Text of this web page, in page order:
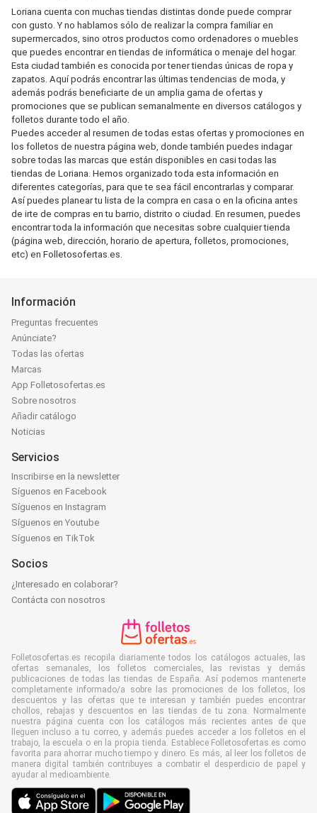
Loriana cuenta con muchas tiendas distintas donde puede comprar
con gusto. Y no hablamos sólo de realizar la compra familiar en
supermercados, sino otros productos como ordenadores o muebles
que puedes encontrar en tiendas de informática o menaje del hogar.
Esta ciudad también es conocida por tener tiendas únicas de ropa y
zapatos. Aquí podrás encontrar las últimas tendencias de moda, y
además podrás beneficiarte de un amplia gama de ofertas y
promociones que se publican semanalmente en diversos catálogos y
folletos durante todo el año.
Puedes acceder al resumen de todas estas ofertas y promociones en
los folletos de nuestra página web, donde también puedes indagar
sobre todas las marcas que están disponibles en casi todas las
tiendas de Loriana. Hemos organizado toda esta información en
diferentes categorías, para que te sea fácil encontrarlas y comparar.
Así puedes planear tu lista de la compra en casa o en la oficina antes
de irte de compras en tu barrio, distrito o ciudad. En resumen, puedes
encontrar toda la información que necesitas sobre cualquier tienda
(página web, dirección, horario de apertura, folletos, promociones,
etc) en Folletosofertas.es.
Información
Preguntas frecuentes
Anúnciate?
Todas las ofertas
Marcas
App Folletosofertas.es
Sobre nosotros
Añadir catálogo
Noticias
Servicios
Inscribirse en la newsletter
Síguenos en Facebook
Síguenos en Instagram
Síguenos en Youtube
Síguenos en TikTok
Socios
¿Interesado en colaborar?
Contácta con nosotros
Folletosofertas.es recopila diariamente todos los catálogos actuales, las
ofertas semanales, los folletos comerciales, las revistas y demás
publicaciones de todas las tiendas de España. Así podemos mantenerte
completamente informado/a sobre las promociones de los folletos, los
descuentos y las ofertas que te interesan y también puedes encontrar
chollos, rebajas y descuentos en las tiendas de tu zona. Normalmente
nuestra página cuenta con los catálogos más recientes antes de que
lleguen incluso a tu correo, y además puedes acceder a los folletos en el
trabajo, la escuela o en la propia tienda. Establece Folletosofertas.es como
favorita para ahorrar mucho tiempo y dinero. Es más, al leer los folletos de
manera digital también contribuyes a combatir el desperdicio de papel y
ayudar al medioambiente.